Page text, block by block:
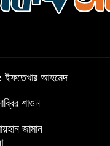
বন্যায় পাটগ্রামে
চালাচ্ছেন তারেক:
ইফতেখার আহমেদ
শাওন
জামান